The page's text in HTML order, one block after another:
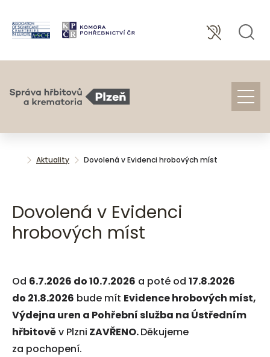
Aktuality Dovolená v Evidenci hrobových míst
Dovolená v Evidenci
hrobových míst
Od 6.7.2026 do 10.7.2026 a poté od 17.8.2026
do 21.8.2026 bude mít Evidence hrobových míst,
Výdejna uren a Pohřební služba na Ústředním
hřbitověv Plzni ZAVŘENO.Děkujeme
za pochopení.